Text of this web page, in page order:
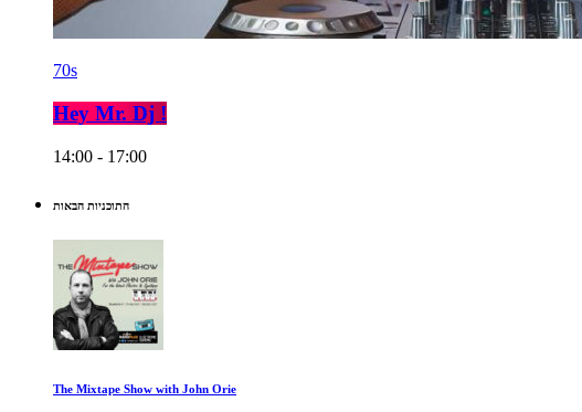
70s
Hey Mr. Dj !
14:00 - 17:00
התוכניות הבאות
The Mixtape Show with John Orie